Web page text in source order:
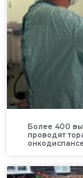
Более 400
проводят